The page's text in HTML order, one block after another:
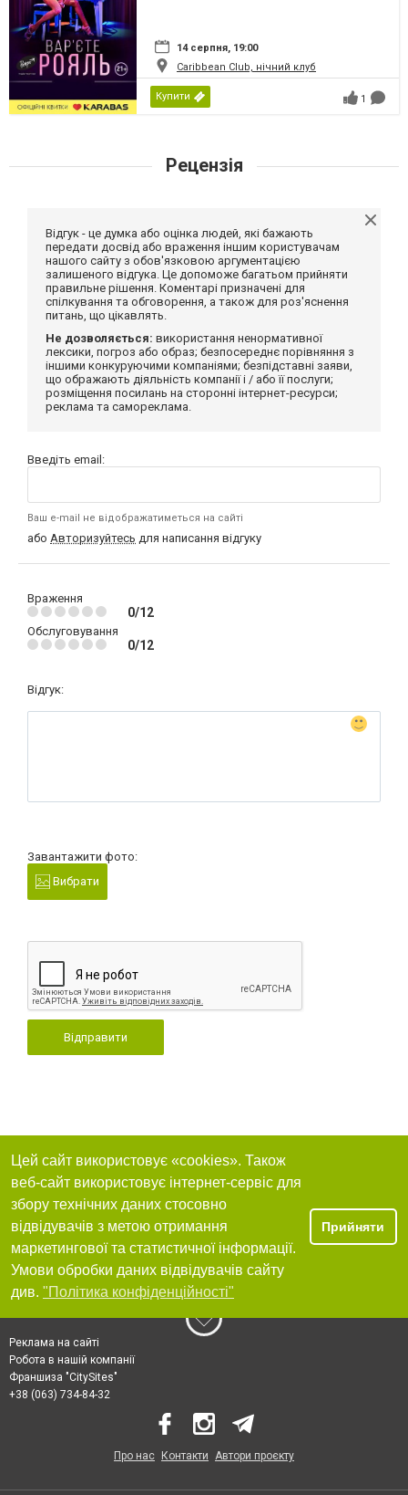
14 серпня, 19:00
Caribbean Club, нічний клуб
Купити 1
Рецензія
Відгук - це думка або оцінка людей, які бажають
передати досвід або враження іншим користувачам
нашого сайту з обов'язковою аргументацією
залишеного відгука. Це допоможе багатьом прийняти
правильне рішення. Коментарі призначені для
спілкування та обговорення, а також для роз'яснення
питань, що цікавлять.
Не дозволяється: використання ненормативної
лексики, погроз або образ; безпосереднє порівняння з
іншими конкуруючими компаніями; безпідставні заяви,
що ображають діяльність компанії і / або її послуги;
розміщення посилань на сторонні інтернет-ресурси;
реклама та самореклама.
Введіть email:
Ваш e-mail не відображатиметься на сайті
або Авторизуйтесь для написання відгуку
Враження
0/12
Обслуговування
0/12
Відгук:
Завантажити фото:
Вибрати
Відправити
Цей сайт використовує «cookies». Також
веб-сайт використовує інтернет-сервіс для
збору технічних даних стосовно
відвідувачів з метою отримання
маркетингової та статистичної інформації.
Умови обробки даних відвідувачів сайту
див. "Політика конфіденційності"
Прийняти
Реклама на сайті
Робота в нашій компанії
Франшиза "CitySites"
+38 (063) 734-84-32
Про нас Контакти Автори проєкту